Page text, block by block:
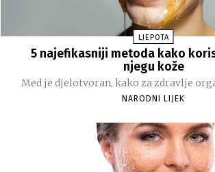
LJEPOTA
5 najefikasniji metoda kako
njegu kože
Med je djelotvoran, kako za zdravlje
NARODNI LIJEK